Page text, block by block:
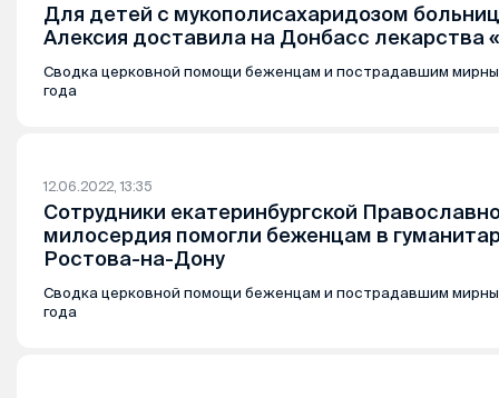
Для детей с мукополисахаридозом
Алексия доставила на Донбасс лекарства
Сводка церковной помощи беженцам и пострадавшим
года
12.06.2022, 13:35
Сотрудники екатеринбургской
милосердия помогли беженцам в
Ростова-на-Дону
Сводка церковной помощи беженцам и пострадавшим
года